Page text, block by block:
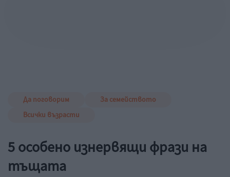
Да поговорим
За семейството
Всички възрасти
5 особено изнервящи фрази на
тъщата